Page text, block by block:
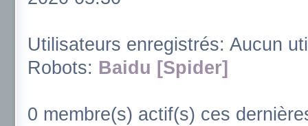
Utilisateurs enregistrés: Aucun
Robots: Baidu [Spider]
0 membre(s) actif(s) ces